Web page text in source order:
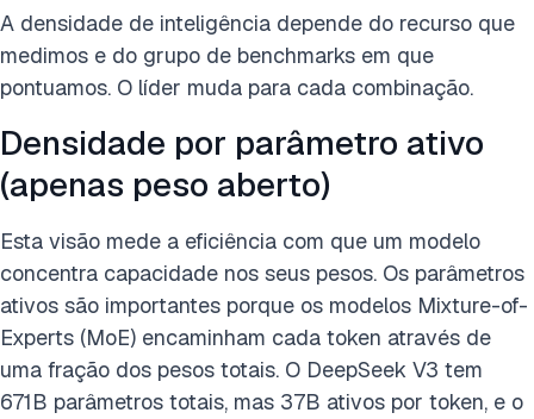
A densidade de inteligência depende do recurso que
medimos e do grupo de benchmarks em que
pontuamos. O líder muda para cada combinação.
Densidade por parâmetro ativo
(apenas peso aberto)
Esta visão mede a eficiência com que um modelo
concentra capacidade nos seus pesos. Os parâmetros
ativos são importantes porque os modelos Mixture-of-
Experts (MoE) encaminham cada token através de
uma fração dos pesos totais. O DeepSeek V3 tem
671B parâmetros totais, mas 37B ativos por token, e o